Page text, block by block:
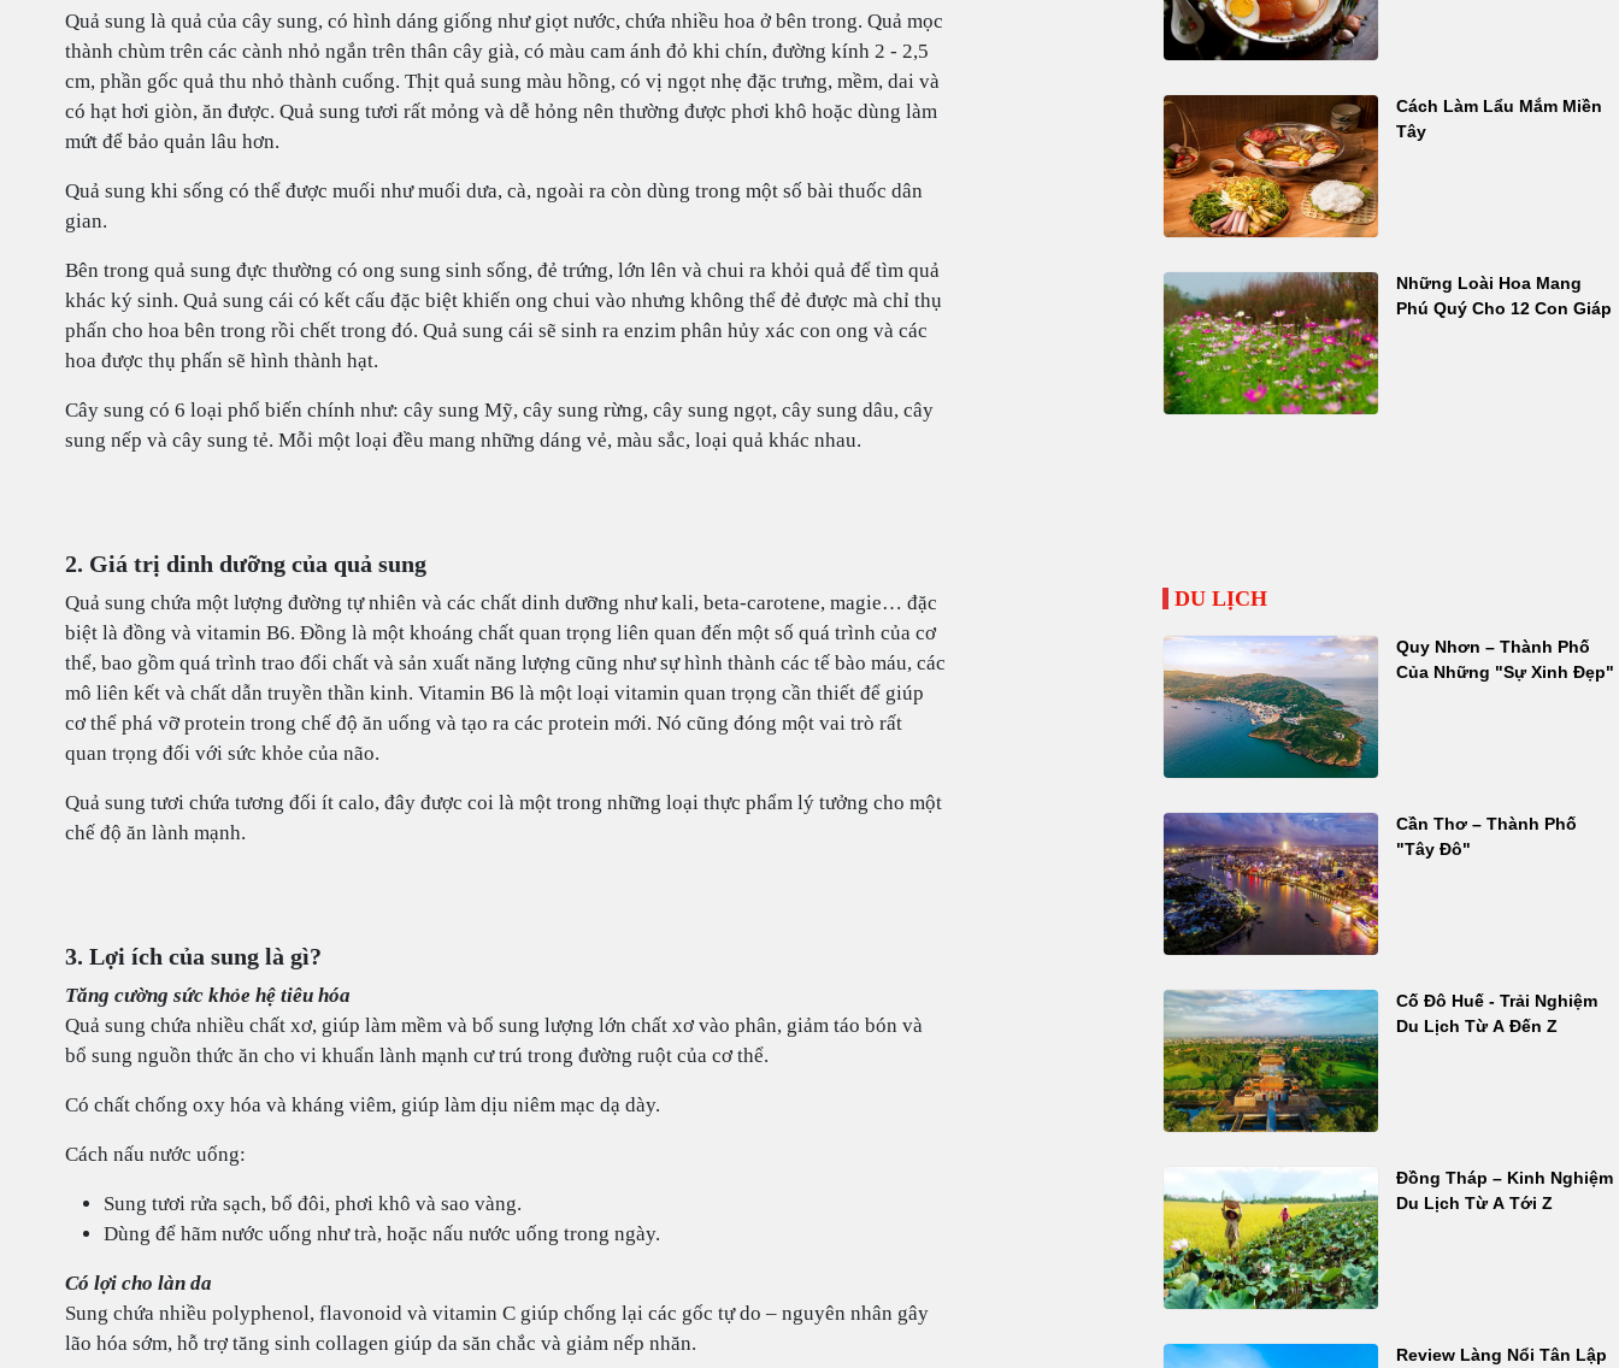
Quả sung là quả của cây sung, có hình dáng giống như giọt nước, chứa nhiều hoa ở bên trong. Quả mọc
thành chùm trên các cành nhỏ ngắn trên thân cây già, có màu cam ánh đỏ khi chín, đường kính 2 - 2,5
cm, phần gốc quả thu nhỏ thành cuống. Thịt quả sung màu hồng, có vị ngọt nhẹ đặc trưng, mềm, dai và
có hạt hơi giòn, ăn được. Quả sung tươi rất mỏng và dễ hỏng nên thường được phơi khô hoặc dùng làm
mứt để bảo quản lâu hơn.
Quả sung khi sống có thể được muối như muối dưa, cà, ngoài ra còn dùng trong một số bài thuốc dân
gian.
Bên trong quả sung đực thường có ong sung sinh sống, đẻ trứng, lớn lên và chui ra khỏi quả để tìm quả
khác ký sinh. Quả sung cái có kết cấu đặc biệt khiến ong chui vào nhưng không thể đẻ được mà chỉ thụ
phấn cho hoa bên trong rồi chết trong đó. Quả sung cái sẽ sinh ra enzim phân hủy xác con ong và các
hoa được thụ phấn sẽ hình thành hạt.
Cây sung có 6 loại phổ biến chính như: cây sung Mỹ, cây sung rừng, cây sung ngọt, cây sung dâu, cây
sung nếp và cây sung tẻ. Mỗi một loại đều mang những dáng vẻ, màu sắc, loại quả khác nhau.
2. Giá trị dinh dưỡng của quả sung
Quả sung chứa một lượng đường tự nhiên và các chất dinh dưỡng như kali, beta-carotene, magie… đặc
biệt là đồng và vitamin B6. Đồng là một khoáng chất quan trọng liên quan đến một số quá trình của cơ
thể, bao gồm quá trình trao đổi chất và sản xuất năng lượng cũng như sự hình thành các tế bào máu, các
mô liên kết và chất dẫn truyền thần kinh. Vitamin B6 là một loại vitamin quan trọng cần thiết để giúp
cơ thể phá vỡ protein trong chế độ ăn uống và tạo ra các protein mới. Nó cũng đóng một vai trò rất
quan trọng đối với sức khỏe của não.
Quả sung tươi chứa tương đối ít calo, đây được coi là một trong những loại thực phẩm lý tưởng cho một
chế độ ăn lành mạnh.
3. Lợi ích của sung là gì?
Tăng cường sức khỏe hệ tiêu hóa
Quả sung chứa nhiều chất xơ, giúp làm mềm và bổ sung lượng lớn chất xơ vào phân, giảm táo bón và
bổ sung nguồn thức ăn cho vi khuẩn lành mạnh cư trú trong đường ruột của cơ thể.
Có chất chống oxy hóa và kháng viêm, giúp làm dịu niêm mạc dạ dày.
Cách nấu nước uống:
Sung tươi rửa sạch, bổ đôi, phơi khô và sao vàng.
Dùng để hãm nước uống như trà, hoặc nấu nước uống trong ngày.
Có lợi cho làn da
Sung chứa nhiều polyphenol, flavonoid và vitamin C giúp chống lại các gốc tự do – nguyên nhân gây
lão hóa sớm, hỗ trợ tăng sinh collagen giúp da săn chắc và giảm nếp nhăn.
Cách Làm Lẩu Mắm Miền
Tây
Những Loài Hoa Mang
Phú Quý Cho 12 Con Giáp
DU LỊCH
Quy Nhơn – Thành Phố
Của Những "Sự Xinh Đẹp"
Cần Thơ – Thành Phố
"Tây Đô"
Cố Đô Huế - Trải Nghiệm
Du Lịch Từ A Đến Z
Đồng Tháp – Kinh Nghiệm
Du Lịch Từ A Tới Z
Review Làng Nổi Tân Lập